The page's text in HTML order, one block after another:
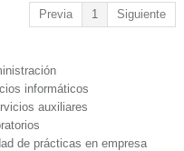
Previa 1 Siguiente
informáticos
auxiliares
de prácticas en empresa